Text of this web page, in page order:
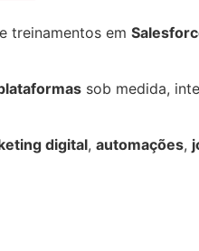
treinamentos em
sob medida,
digital, automações,